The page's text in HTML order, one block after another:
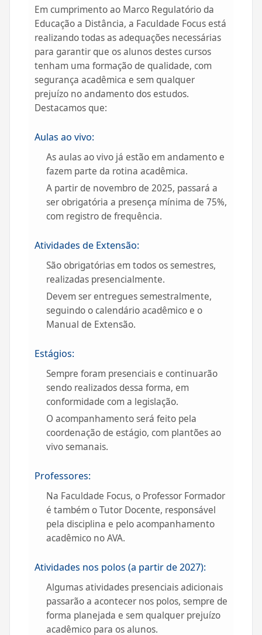
Em cumprimento ao Marco Regulatório da
Educação a Distância, a Faculdade Focus está
realizando todas as adequações necessárias
para garantir que os alunos destes cursos
tenham uma formação de qualidade, com
segurança acadêmica e sem qualquer
prejuízo no andamento dos estudos.
Destacamos que:
Aulas ao vivo:
As aulas ao vivo já estão em andamento e
fazem parte da rotina acadêmica.
A partir de novembro de 2025, passará a
ser obrigatória a presença mínima de 75%,
com registro de frequência.
Atividades de Extensão:
São obrigatórias em todos os semestres,
realizadas presencialmente.
Devem ser entregues semestralmente,
seguindo o calendário acadêmico e o
Manual de Extensão.
Estágios:
Sempre foram presenciais e continuarão
sendo realizados dessa forma, em
conformidade com a legislação.
O acompanhamento será feito pela
coordenação de estágio, com plantões ao
vivo semanais.
Professores:
Na Faculdade Focus, o Professor Formador
é também o Tutor Docente, responsável
pela disciplina e pelo acompanhamento
acadêmico no AVA.
Atividades nos polos (a partir de 2027):
Algumas atividades presenciais adicionais
passarão a acontecer nos polos, sempre de
forma planejada e sem qualquer prejuízo
acadêmico para os alunos.